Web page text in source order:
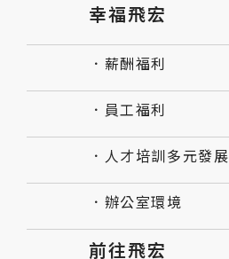
幸福飛宏
．薪酬福利
．員工福利
．人才培訓多元發展
．辦公室環境
前往飛宏